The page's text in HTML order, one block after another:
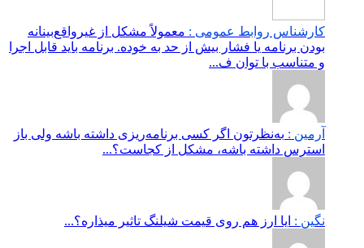
کارشناس روابط عمومی : معمولاً مشکل از غیرواقع‌بینانه
بودن برنامه یا فشار بیش از حد به خوده. برنامه باید قابل اجرا
و متناسب با توان ف...
آرمین : به‌نظرتون اگر کسی برنامه‌ریزی داشته باشه ولی باز
استرس داشته باشه، مشکل از کجاست؟...
نگین : ایا ارز هم روی قیمت شیلنگ تاثیر میذاره؟...